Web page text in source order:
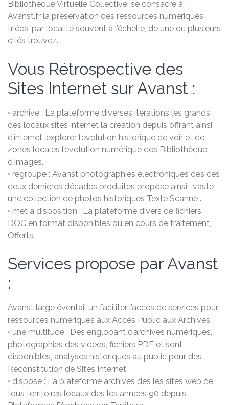
Bibliothèque Virtuelle Collective. se consacre à :
Avanst.fr la préservation des ressources numériques
triées, par localité souvent à l’échelle, de une ou plusieurs
cités trouvez.
Vous Rétrospective des
Sites Internet sur Avanst :
• archive : La plateforme diverses itérations les grands
des locaux sites internet la création depuis offrant ainsi
d’internet, explorer l’évolution historique de voir et de
zones locales l’évolution numérique des Bibliothèque
d’Images.
• regroupe : Avanst photographies électroniques des ces
deux dernières décades produites propose ainsi , vaste
une collection de photos historiques Texte Scanné .
• met à disposition : La plateforme divers de fichiers
DOC en format disponibles ou en cours de traitement,
Offerts.
Services propose par Avanst
:
Avanst large éventail un faciliter l’accès de services pour
ressources numériques aux Accès Public aux Archives :
• une multitude : Des englobant d’archives numériques,
photographies des vidéos, fichiers PDF et sont
disponibles, analyses historiques au public pour des
Reconstitution de Sites Internet.
• dispose : La plateforme archives des les sites web de
tous territoires locaux des les années 90 depuis